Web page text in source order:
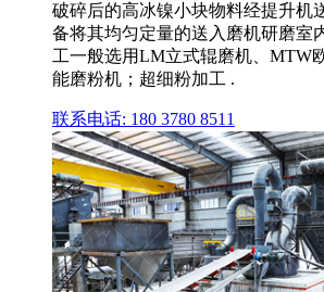
破碎后的高冰镍小块物料经提升机
备将其均匀定量的送入磨机研磨室
工一般选用LM立式辊磨机、MTW
能磨粉机；超细粉加工 .
联系电话: 180 3780 8511